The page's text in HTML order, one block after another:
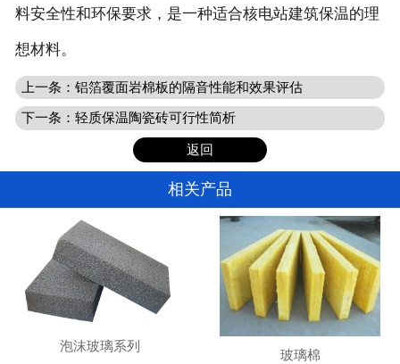
料安全性和环保要求，是一种适合核电站建筑保温的理
想材料。
上一条： 铝箔覆面岩棉板的隔音性能和效果评估
下一条： 轻质保温陶瓷砖可行性简析
返回
相关产品
泡沫玻璃系列
玻璃棉